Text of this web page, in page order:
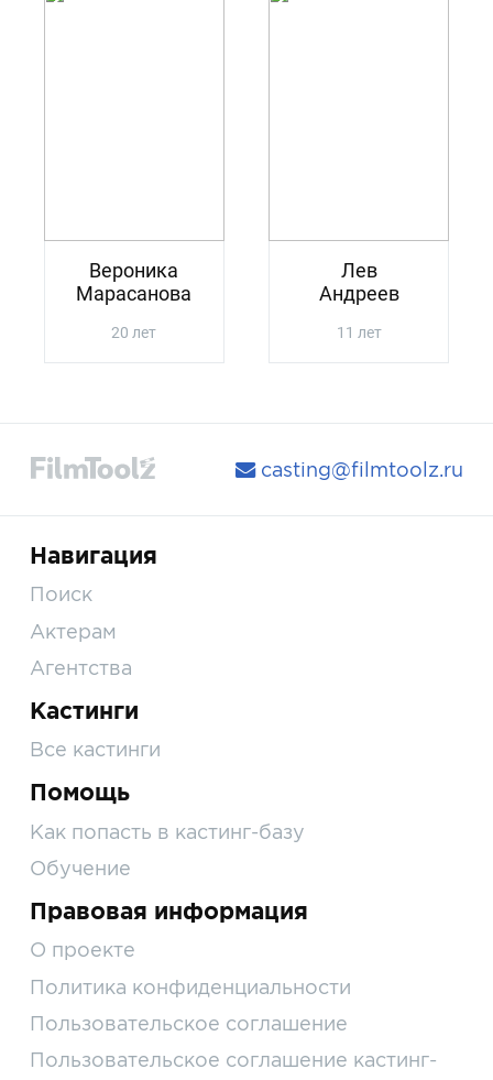
Вероника
Марасанова
20 лет
Лев
Андреев
11 лет
casting@filmtoolz.ru
Навигация
Поиск
Актерам
Агентства
Кастинги
Все кастинги
Помощь
Как попасть в кастинг-базу
Обучение
Правовая информация
О проекте
Политика конфиденциальности
Пользовательское соглашение
Пользовательское соглашение кастинг-